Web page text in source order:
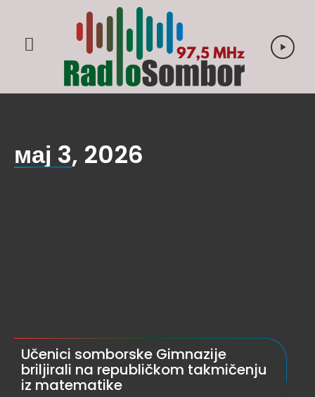
мај 3, 2026
Učenici somborske Gimnazije
briljirali na republičkom takmičenju
iz matematike